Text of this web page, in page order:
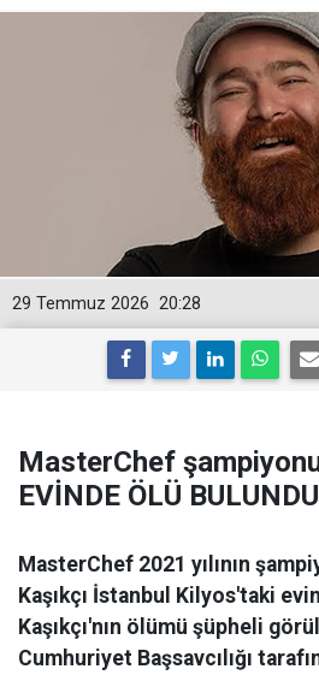
20:28
29 Temmuz 2026
MasterChef
EVİNDE ÖLÜ
MasterChef 2021 yılının
Kaşıkçı İstanbul Kilyos'taki
Kaşıkçı'nın ölümü şüpheli
Cumhuriyet Başsavcılığı